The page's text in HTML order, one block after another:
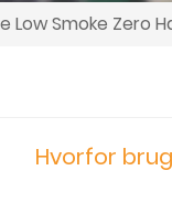
Low Smoke Zero
Hvorfor